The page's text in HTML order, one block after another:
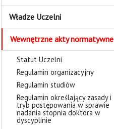
Władze Uczelni
Wewnętrzne akty normatywne
Statut Uczelni
Regulamin organizacyjny
Regulamin studiów
Regulamin określający zasady i
tryb postępowania w sprawie
nadania stopnia doktora w
dyscyplinie